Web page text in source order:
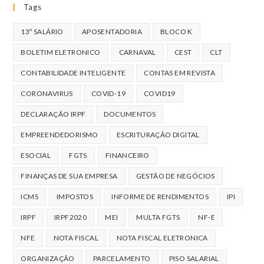
Tags
13º SALÁRIO APOSENTADORIA BLOCO K
BOLETIM ELETRONICO CARNAVAL CEST CLT
CONTABILIDADE INTELIGENTE CONTAS EM REVISTA
CORONAVIRUS COVID-19 COVID19
DECLARAÇÃO IRPF DOCUMENTOS
EMPREENDEDORISMO ESCRITURAÇÃO DIGITAL
ESOCIAL FGTS FINANCEIRO
FINANÇAS DE SUA EMPRESA GESTÃO DE NEGÓCIOS
ICMS IMPOSTOS INFORME DE RENDIMENTOS IPI
IRPF IRPF2020 MEI MULTA FGTS NF-E
NFE NOTA FISCAL NOTA FISCAL ELETRONICA
ORGANIZAÇÃO PARCELAMENTO PISO SALARIAL